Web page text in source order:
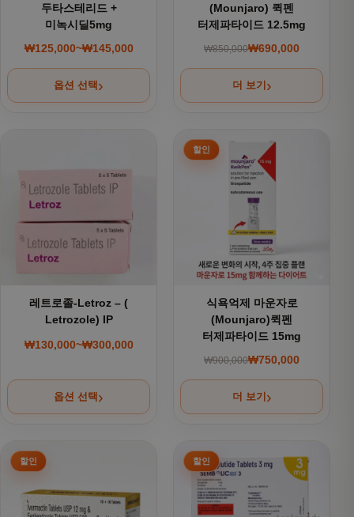
두타스테리드 +
미녹시딜5mg
₩125,000~₩145,000
가격 범위: ₩125,000~₩145,000
옵션 선택
(Mounjaro) 퀵펜
터제파타이드 12.5mg
₩850,000 원래 가격:
₩690,000
현재 가격:
더 보기
레트로졸-Letroz – (
Letrozole) IP
₩130,000~₩300,000
가격 범위: ₩130,000~₩300,000
옵션 선택
여러 상품 옵션이 이 상품에 있습니다. 상품 페이지에서 옵션
식욕억제 마운자로
(Mounjaro)퀵펜
터제파타이드 15mg
₩900,000 원래 가격:
₩750,000
현재 가격:
더 보기
여러 상품 옵션이 이 상품에